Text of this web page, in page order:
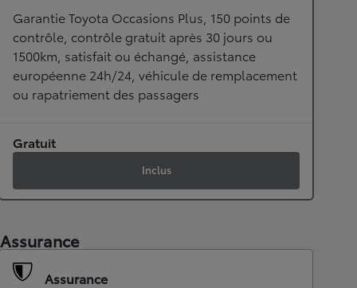
Garantie Toyota Occasions Plus, 150 points de
contrôle, contrôle gratuit après 30 jours ou
1500km, satisfait ou échangé, assistance
européenne 24h/24, véhicule de remplacement
ou rapatriement des passagers
Gratuit
Inclus
Assurance
Assurance